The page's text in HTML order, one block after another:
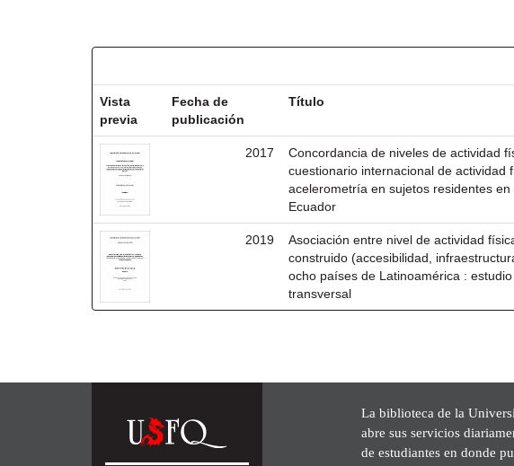
Vista
previa
Fecha de
publicación
Título
2017
Concordancia de niveles de actividad
cuestionario internacional de actividad
acelerometría en sujetos residentes
Ecuador
2019
Asociación entre nivel de actividad
construido (accesibilidad,
ocho países de Latinoamérica :
transversal
La biblioteca de la
abre sus servicios
de estudiantes en donde